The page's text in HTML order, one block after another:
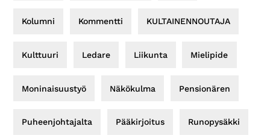
Kolumni Kommentti KULTAINENNOUTAJA
Kulttuuri Ledare Liikunta Mielipide
Moninaisuustyö Näkökulma Pensionären
Puheenjohtajalta Pääkirjoitus Runopysäkki